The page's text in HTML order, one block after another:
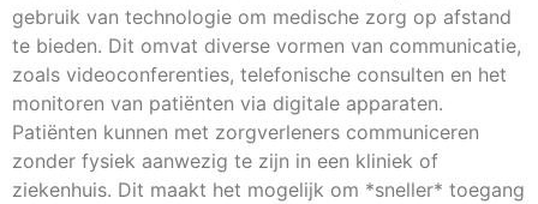
gebruik van technologie om medische zorg op afstand
te bieden. Dit omvat diverse vormen van communicatie,
zoals videoconferenties, telefonische consulten en het
monitoren van patiënten via digitale apparaten.
Patiënten kunnen met zorgverleners communiceren
zonder fysiek aanwezig te zijn in een kliniek of
ziekenhuis. Dit maakt het mogelijk om *sneller* toegang